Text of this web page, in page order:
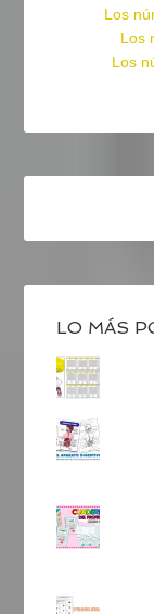
Los
Los
Los
LO MÁS